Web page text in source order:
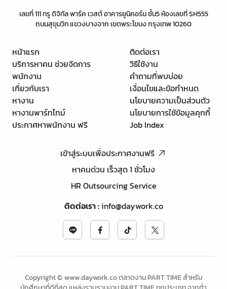
เลขที่ 111 ทรู ดิจิทัล พาร์ค เวสต์ อาคารยูนิคอร์น ชั้น5 ห้องเลขที่ SH555
ถนนสุขุมวิท แขวงบางจาก เขตพระโขนง กรุงเทพ 10260
หน้าแรก
บริการหาคน ช่วยจัดการ
พนักงาน
เกี่ยวกับเรา
หางาน
หางานพาร์ทไทม์
ประกาศหาพนักงาน ฟรี
ติดต่อเรา
วิธีใช้งาน
คำถามที่พบบ่อย
เงื่อนไขและข้อกำหนด
นโยบายความเป็นส่วนตัว
นโยบายการใช้ข้อมูลคุกกี้
Job Index
เข้าสู่ระบบเพื่อประกาศงานฟรี
หาคนด่วน เร็วสุด 1 ชั่วโมง
HR Outsourcing Service
ติดต่อเรา:info@daywork.co
Copyright © www.daywork.co ตลาดงาน PART TIME สำหรับ